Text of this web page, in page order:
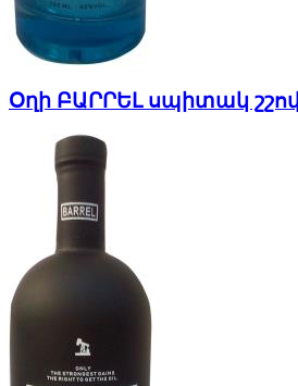
Օղի ԲԱՐՐԵԼ սպիտակ շշով